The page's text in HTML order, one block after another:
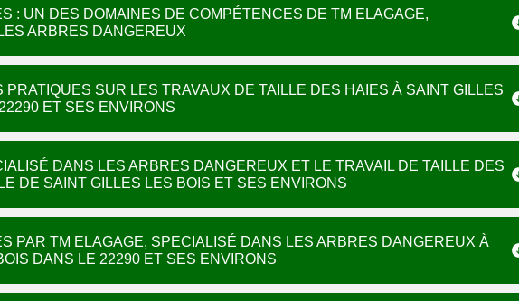
: UN DES DOMAINES DE COMPÉTENCES DE TM ELAGAGE,
ARBRES DANGEREUX
PRATIQUES SUR LES TRAVAUX DE TAILLE DES HAIES À SAINT GILLES
ET SES ENVIRONS
DANS LES ARBRES DANGEREUX ET LE TRAVAIL DE TAILLE DES
DE SAINT GILLES LES BOIS ET SES ENVIRONS
PAR TM ELAGAGE, SPECIALISÉ DANS LES ARBRES DANGEREUX À
DANS LE 22290 ET SES ENVIRONS